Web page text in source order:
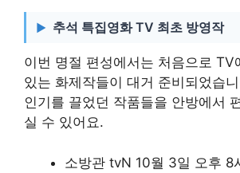
추석 특집영화 TV 최초 방영작
이번 명절 편성에서는 처음으로 TV
있는 화제작들이 대거 준비되었습
인기를 끌었던 작품들을 안방에서
실 수 있어요.
소방관 tvN 10월 3일 오후 8